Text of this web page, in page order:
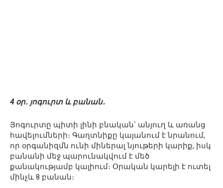
4 օր․ յոգուրտ և բանան․
Յոգուրտը պիտի լինի բնական՝ անյուղ և առանց
հավելումների։ Գաղտնիքը կայանում է նրանում,
որ օրգանիզմն ունի միներալ նյութերի կարիք, իսկ
բանանի մեջ պարունակվում է մեծ
քանակությամբ կալիում։ Օրական կարելի է ուտել
մինչև 8 բանան։